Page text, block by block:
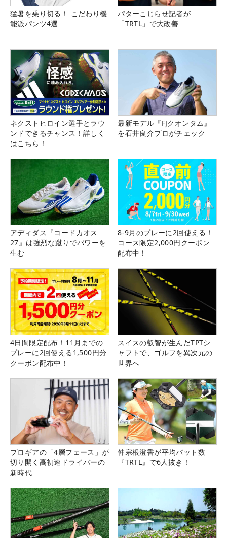
猛暑を乗り切る！ こだわり機
能派パンツ4選
パターこじらせ記者が
「TRTL」で大改善
ネクストヒロイン選手とラウ
ンドできるチャンス！詳しく
はこちら！
最新モデル『FJクオンタム』
を石井良介プロがチェック
アディダス『コードカオス
27』は強烈な蹴りでパワーを
生む
8-9月のプレーに2回使える！
コース限定2,000円クーポン
配布中！
4日間限定配布！11月までの
プレーに2回使える1,500円分
クーポン配布中！
スイスの叡智が生んだTPTシ
ャフトで、ゴルフを異次元の
世界へ
プロギアの「4層フェース」が
切り開く高初速ドライバーの
新時代
仲宗根澄香が平均パット数
『TRTL』で6人抜き！